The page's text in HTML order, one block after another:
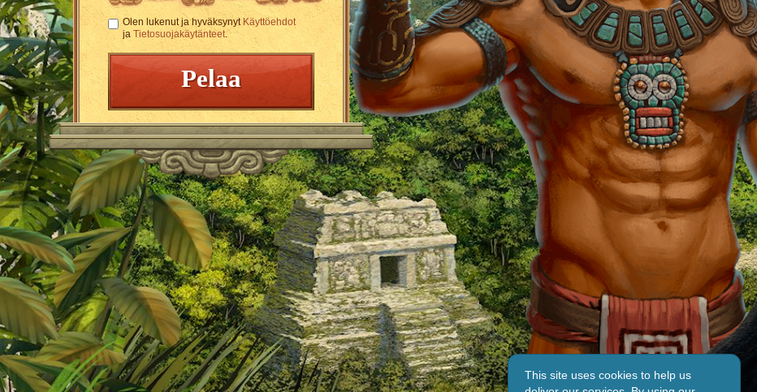
Olen lukenut ja hyväksynyt Käyttöehdot
ja Tietosuojakäytänteet.
This site uses cookies to help us